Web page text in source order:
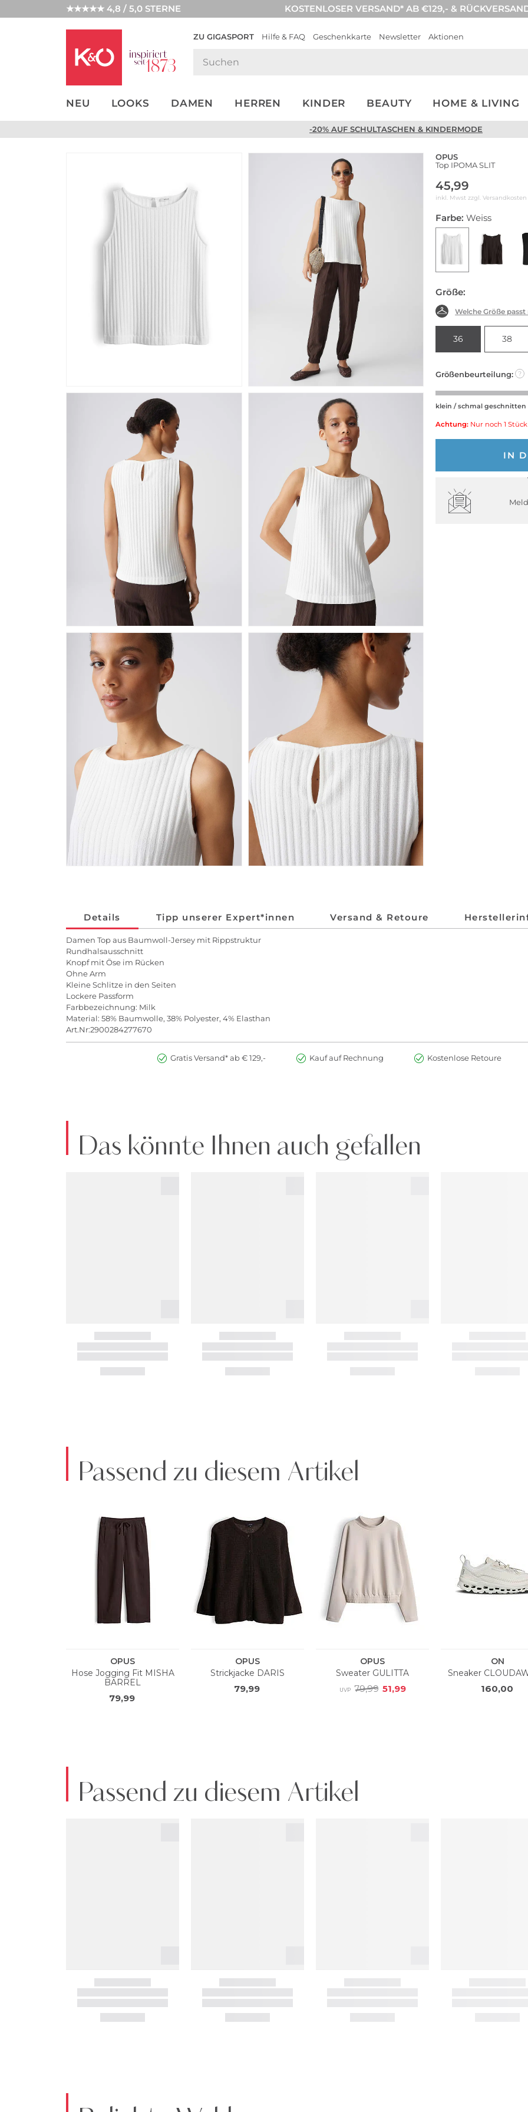
★★★★★ 4,8 / 5,0 STERNE KOSTENLOSER VERSAND* AB €129,- &
ZU GIGASPORT Hilfe & FAQ Geschenkkarte Newsletter Aktionen
NEU LOOKS DAMEN HERREN KINDER BEAUTY HOME & LIVING
NEW IN
WEDDING
-20% AUF SCHULTASCHEN & KINDERMODE
OPUS
Top IPOMA SLIT
45,99
inkl. Mwst zzgl. Versandkosten
Farbe: Weiss
Größe:
Welche Größe passt
36 38
Größenbeurteilung: ?
klein / schmal geschnitten
Achtung: Nur noch 1
IN
Details Tipp unserer Expert*innen Versand & Retoure
Damen Top aus Baumwoll-Jersey mit Rippstruktur
Rundhalsausschnitt
Knopf mit Öse im Rücken
Ohne Arm
Kleine Schlitze in den Seiten
Lockere Passform
Farbbezeichnung: Milk
Material: 58% Baumwolle, 38% Polyester, 4% Elasthan
Art.Nr:2900284277670
Gratis Versand* ab € 129,- Kauf auf Rechnung Kostenlose Retoure
Das könnte Ihnen auch gefallen
Passend zu diesem Artikel
Passend zu diesem Artikel